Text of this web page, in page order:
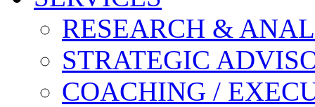
RESEARCH &
STRATEGIC
COACHING /